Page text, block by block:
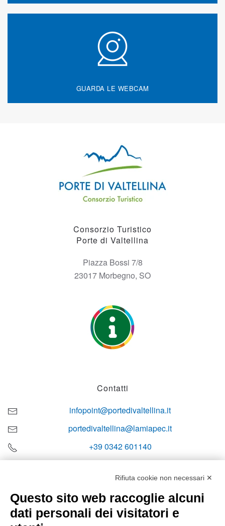
GUARDA LE WEBCAM
Consorzio Turistico
Porte di Valtellina
Piazza Bossi 7/8
23017 Morbegno, SO
Contatti
infopoint@portedivaltellina.it
portedivaltellina@lamiapec.it
+39 0342 601140
Orari di apertura
Rifiuta cookie non necessari ✕
Questo sito web raccoglie alcuni
dati personali dei visitatori e